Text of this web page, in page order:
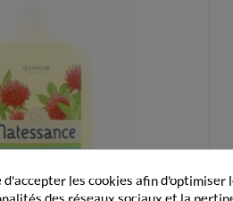
d'accepter les cookies afin d'optimiser
des réseaux sociaux et la